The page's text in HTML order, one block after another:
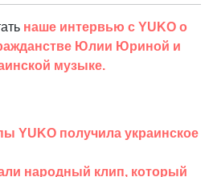
наше интервью с YUKO о
Юлии Юриной и
музыке.
YUKO получила украинское
народный клип, который